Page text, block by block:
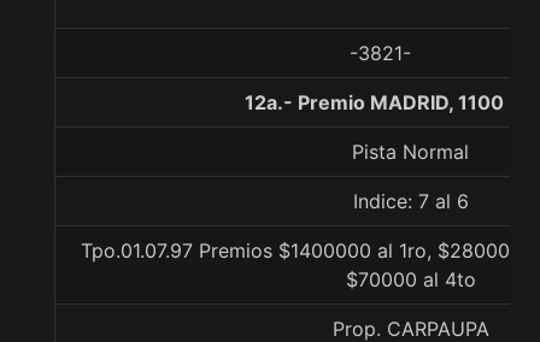
-3821-
12a.- Premio MADRID, 1100
Pista Normal
Indice: 7 al 6
Tpo.01.07.97 Premios $1400000 al 1ro, $280000
$70000 al 4to
Prop. CARPAUPA